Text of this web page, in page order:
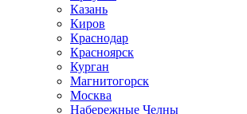
Казань
Киров
Краснодар
Красноярск
Курган
Магнитогорск
Москва
Набережные Челны